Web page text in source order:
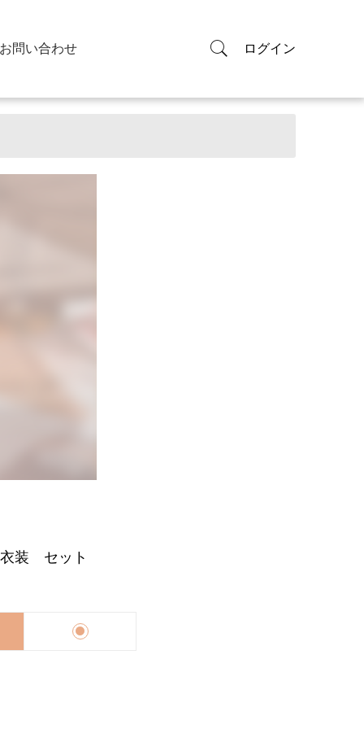
お問い合わせ ログイン
装 セット